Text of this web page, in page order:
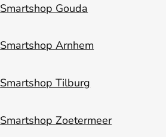
Smartshop Gouda
Smartshop Arnhem
Smartshop Tilburg
Smartshop Zoetermeer